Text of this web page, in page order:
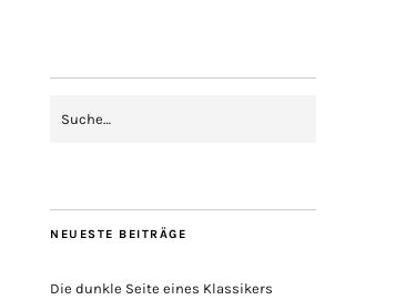
NEUESTE BEITRÄGE
Die dunkle Seite eines Klassikers